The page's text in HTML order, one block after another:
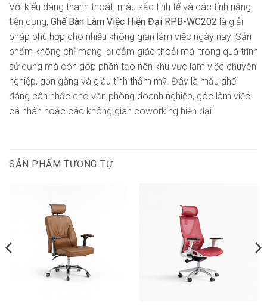
Với kiểu dáng thanh thoát, màu sắc tinh tế và các tính năng
tiện dụng, Ghế Bàn Làm Việc Hiện Đại RPB-WC202 là giải
pháp phù hợp cho nhiều không gian làm việc ngày nay. Sản
phẩm không chỉ mang lại cảm giác thoải mái trong quá trình
sử dụng mà còn góp phần tạo nên khu vực làm việc chuyên
nghiệp, gọn gàng và giàu tính thẩm mỹ. Đây là mẫu ghế
đáng cân nhắc cho văn phòng doanh nghiệp, góc làm việc
cá nhân hoặc các không gian coworking hiện đại.
SẢN PHẨM TƯƠNG TỰ